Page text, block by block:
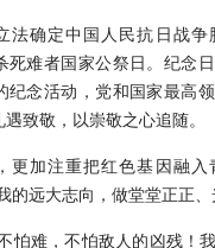
法确定中国人民抗日战
死难者国家公祭日。纪念
纪念活动，党和国家最高
致敬，以崇敬之心追随。
更加注重把红色基因融
的远大志向，做堂堂正正、
怕难，不怕敌人的凶残！